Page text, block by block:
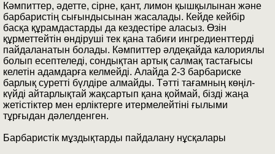
Кәмпиттер, әдетте, сірне, қант, лимон қышқылынан және
барбаристің сығындысынан жасалады. Кейде кейбір
басқа құрамдастарды да кездестіре аласыз. Өзін
құрметтейтін өндіруші тек қана табиғи ингредиенттерді
пайдаланатын болады. Кәмпиттер әлдеқайда калориялы
болып есептеледі, сондықтан артық салмақ тастағысы
келетін адамдарға келмейді. Алайда 2-3 барбариске
барлық суретті бүлдіре алмайды. Тәтті тағамның көңіл-
күйді айтарлықтай жақсартып қана қоймай, бізді жаңа
жетістіктер мен ерліктерге итермелейтіні ғылыми
тұрғыдан дәлелденген.
Барбаристік мұздықтарды пайдалану нұсқалары